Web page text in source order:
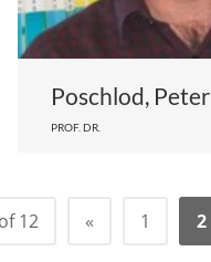
Poschlod, Peter
PROF. DR.
12 « 1 2